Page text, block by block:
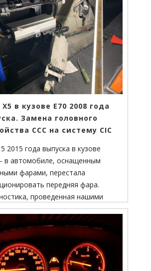
X5 в кузове Е70 2008 года
Замена головного
ССС на систему CIC
2015 года выпуска в кузове
в автомобиле, оснащенным
фарами, перестала
передняя фара.
проведенная нашими
выявила отсутствие
блока управления светом FRM
фары.